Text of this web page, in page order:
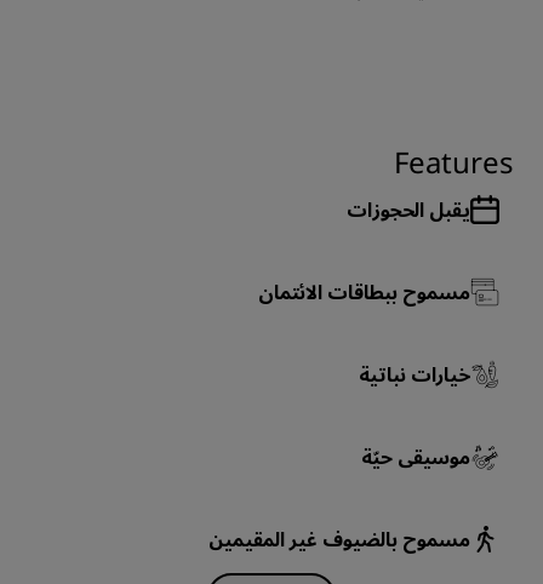
Features
يقبل الحجوزات
مسموح ببطاقات الائتمان
خيارات نباتية
موسيقى حيّة
مسموح بالضيوف غير المقيمين